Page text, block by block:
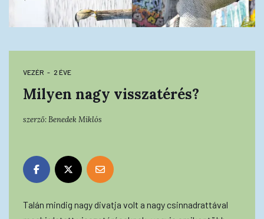
VEZÉR 2 ÉVE
Milyen nagy visszatérés?
szerző:Benedek Miklós
Talán mindig nagy divatja volt a nagy csinnadrattával